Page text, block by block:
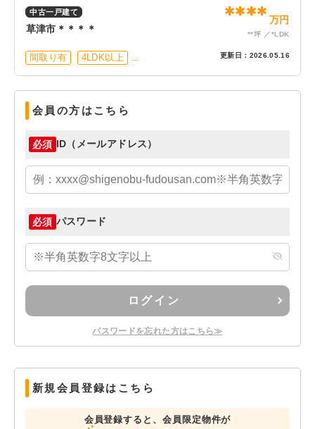
中古一戸建て
草津市＊＊＊＊ **** 万円
**坪 *LDK
間取り有
4LDK以上
更新日： 2026.05.16
会員の方はこちら
必須 ID（メールアドレス）
必須 パスワード
ログイン
パスワードを忘れた方はこちら≫
新規会員登録はこちら
会員登録すると、会員限定物件が